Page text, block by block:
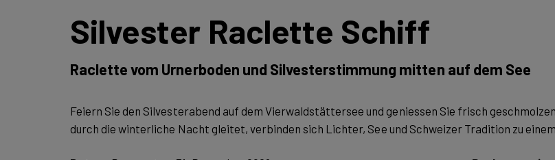
Silvester Raclette Schiff
Raclette vom Urnerboden und Silvesterstimmung mitten auf dem See
Feiern Sie den Silvesterabend auf dem Vierwaldstättersee und geniessen Sie frisch
durch die winterliche Nacht gleitet, verbinden sich Lichter, See und Schweizer Tradition zu